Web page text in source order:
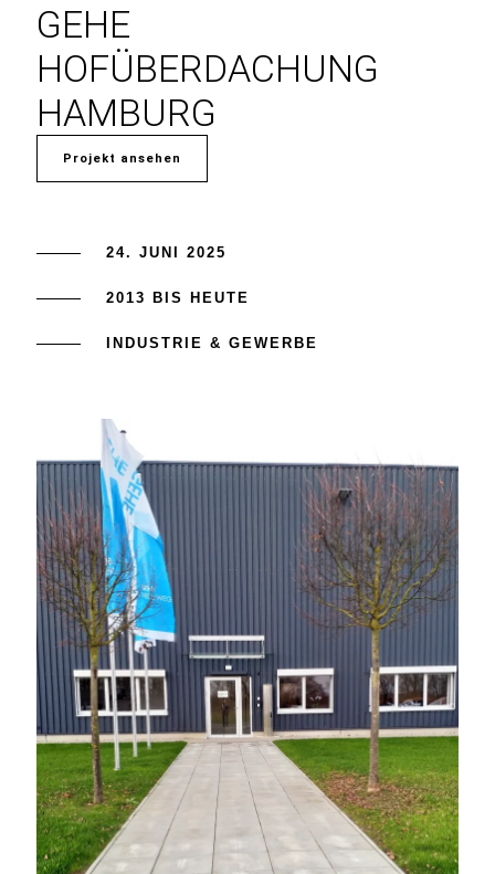
GEHE
HOFÜBERDACHUNG
HAMBURG
Projekt ansehen
24. JUNI 2025
2013 BIS HEUTE
INDUSTRIE & GEWERBE